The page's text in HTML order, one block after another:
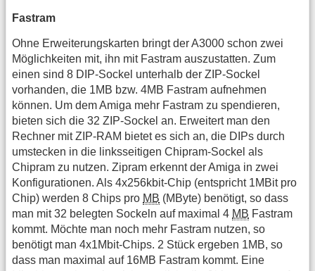
Fastram
Ohne Erweiterungskarten bringt der A3000 schon zwei
Möglichkeiten mit, ihn mit Fastram auszustatten. Zum
einen sind 8 DIP-Sockel unterhalb der ZIP-Sockel
vorhanden, die 1MB bzw. 4MB Fastram aufnehmen
können. Um dem Amiga mehr Fastram zu spendieren,
bieten sich die 32 ZIP-Sockel an. Erweitert man den
Rechner mit ZIP-RAM bietet es sich an, die DIPs durch
umstecken in die linksseitigen Chipram-Sockel als
Chipram zu nutzen. Zipram erkennt der Amiga in zwei
Konfigurationen. Als 4x256kbit-Chip (entspricht 1MBit pro
Chip) werden 8 Chips pro MB (MByte) benötigt, so dass
man mit 32 belegten Sockeln auf maximal 4 MB Fastram
kommt. Möchte man noch mehr Fastram nutzen, so
benötigt man 4x1Mbit-Chips. 2 Stück ergeben 1MB, so
dass man maximal auf 16MB Fastram kommt. Eine